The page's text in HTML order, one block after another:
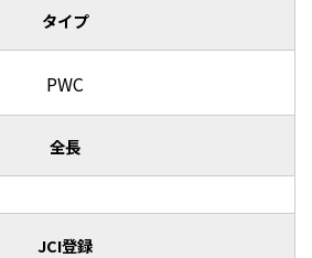
タイプ
PWC
全長
JCI登録